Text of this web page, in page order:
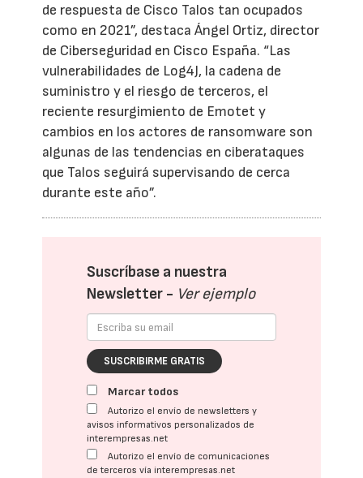
de respuesta de Cisco Talos tan ocupados
como en 2021”, destaca Ángel Ortiz, director
de Ciberseguridad en Cisco España. “Las
vulnerabilidades de Log4J, la cadena de
suministro y el riesgo de terceros, el
reciente resurgimiento de Emotet y
cambios en los actores de ransomware son
algunas de las tendencias en ciberataques
que Talos seguirá supervisando de cerca
durante este año”.
Suscríbase a nuestra
Newsletter - Ver ejemplo
SUSCRIBIRME GRATIS
Marcar todos
Autorizo el envío de newsletters y
avisos informativos personalizados de
interempresas.net
Autorizo el envío de comunicaciones
de terceros vía interempresas.net